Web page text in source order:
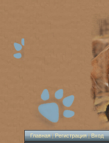
Главная|Регистрация|Вход